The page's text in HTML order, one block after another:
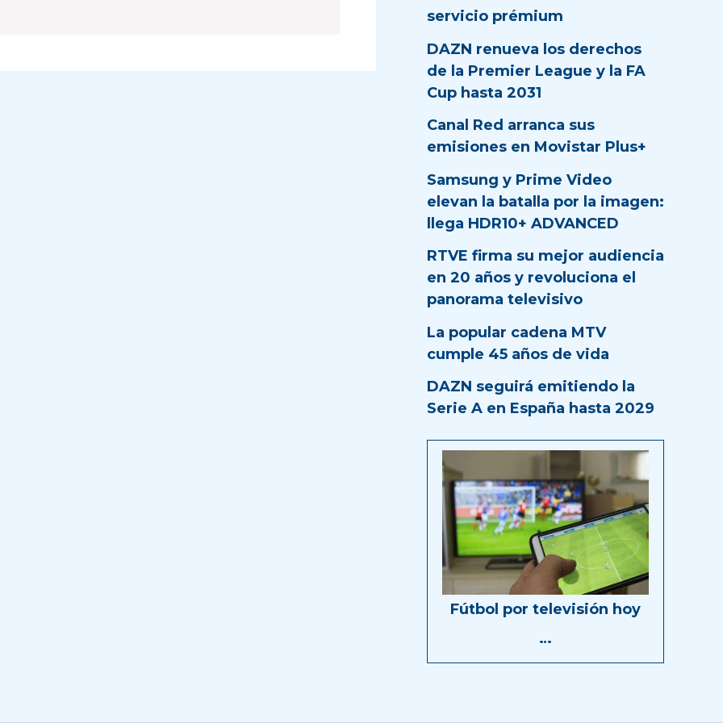
servicio prémium
DAZN renueva los derechos
de la Premier League y la FA
Cup hasta 2031
Canal Red arranca sus
emisiones en Movistar Plus+
Samsung y Prime Video
elevan la batalla por la imagen:
llega HDR10+ ADVANCED
RTVE firma su mejor audiencia
en 20 años y revoluciona el
panorama televisivo
La popular cadena MTV
cumple 45 años de vida
DAZN seguirá emitiendo la
Serie A en España hasta 2029
Fútbol por televisión hoy
…